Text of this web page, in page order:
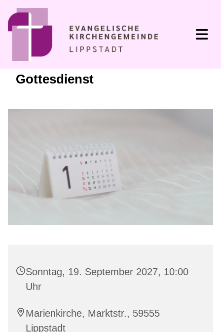
Gottesdienst
Sonntag, 19. September 2027, 10:00
Uhr
Marienkirche, Marktstr., 59555
Lippstadt